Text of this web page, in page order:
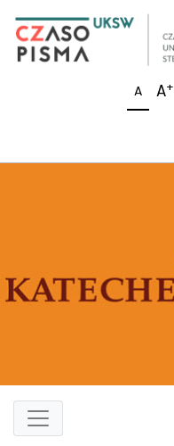
A A+